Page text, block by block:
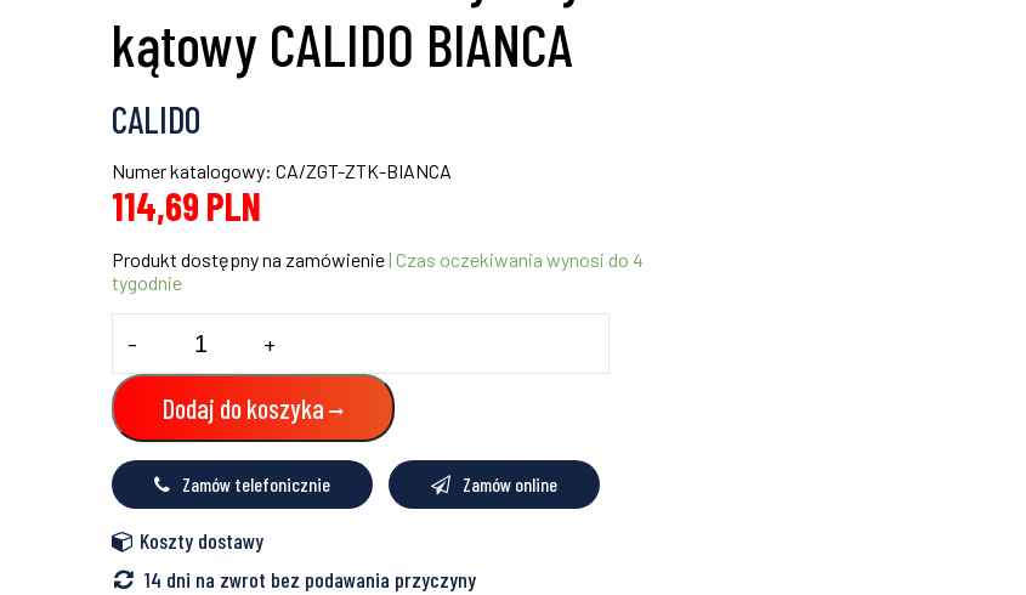
kątowy CALIDO BIANCA
CALIDO
Numer katalogowy: CA/ZGT-ZTK-BIANCA
114,69 PLN
Produkt dostępny na zamówienie| Czas oczekiwania wynosi do 4
tygodnie
Zestaw
termostatyczny
kątowy
CALIDO
BIANCA
- +
Dodaj do koszyka
Zamów telefonicznie Zamów online
Koszty dostawy
14 dni na zwrot bez podawania przyczyny